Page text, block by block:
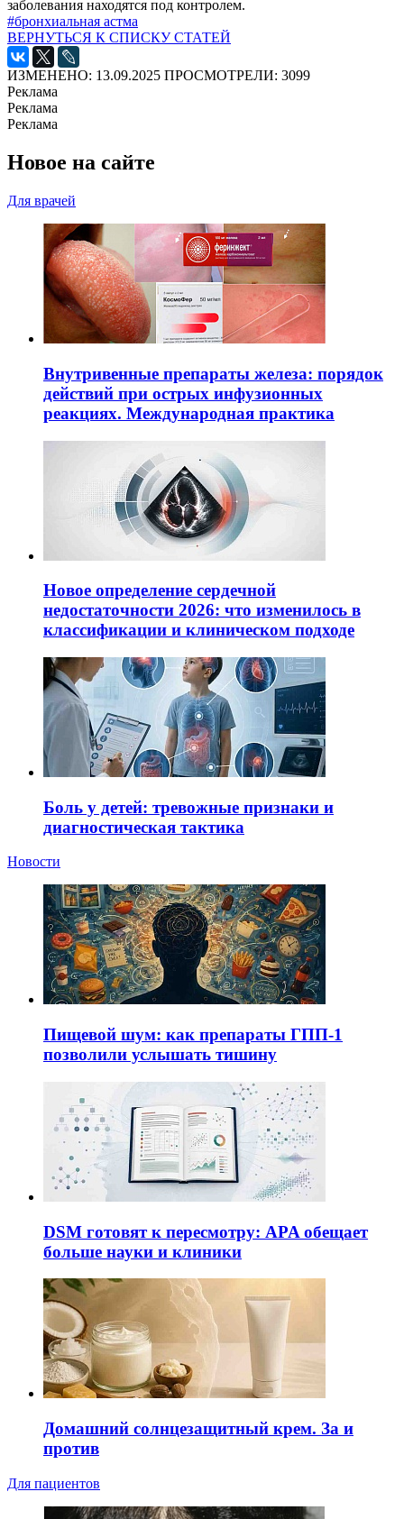
заболевания находятся под контролем.
#бронхиальная астма
ВЕРНУТЬСЯ К СПИСКУ СТАТЕЙ
ИЗМЕНЕНО: 13.09.2025 ПРОСМОТРЕЛИ: 3099
Реклама
Реклама
Реклама
Новое на сайте
Для врачей
Внутривенные препараты железа: порядок
действий при острых инфузионных
реакциях. Международная практика
Новое определение сердечной
недостаточности 2026: что изменилось в
классификации и клиническом подходе
Боль у детей: тревожные признаки и
диагностическая тактика
Новости
Пищевой шум: как препараты ГПП-1
позволили услышать тишину
DSM готовят к пересмотру: APA обещает
больше науки и клиники
Домашний солнцезащитный крем. За и
против
Для пациентов